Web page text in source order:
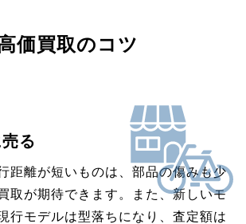
価買取のコツ
る
距離が短いものは、部品の傷みも少
取が期待できます。また、新しいモ
行モデルは型落ちになり、査定額は